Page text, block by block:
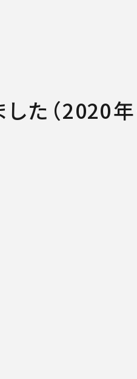
た（2020